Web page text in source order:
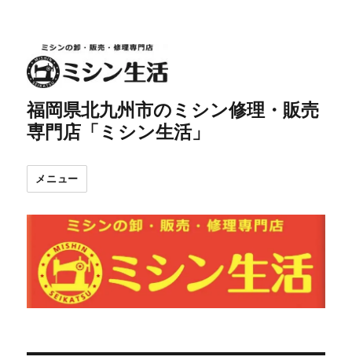
福岡県北九州市のミシン修理・販売
専門店「ミシン生活」
メニュー